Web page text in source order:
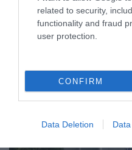
related to security,
functionality and fraud
user protection.
CONFIRM
Data Deletion
Το αυτοκίνητο ακόμη